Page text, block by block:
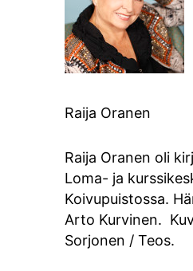
Raija Oranen
Raija Oranen oli
Loma- ja
Koivupuistossa.
Arto Kurvinen.
Sorjonen / Teos.